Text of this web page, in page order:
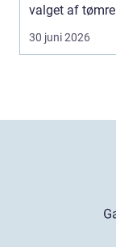
valget af
afgøren...
30 juni 2026